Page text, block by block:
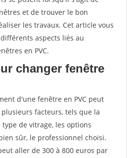
et de trouver le bon
les travaux. Cet article vous
aspects liés au
en PVC.
changer fenêtre
d'une fenêtre en PVC peut
facteurs, tels que la
de vitrage, les options
sûr, le professionnel choisi.
aller de 300 à 800 euros par